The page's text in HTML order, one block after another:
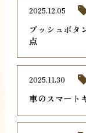
プッシュボタ
点
2025.12.05
車のスマート
2025.11.30